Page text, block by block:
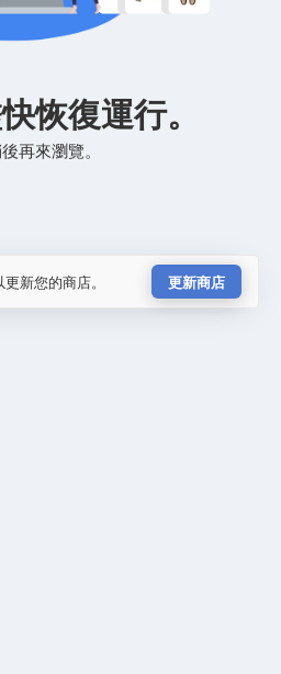
恢復運行。
再來瀏覽。
新您的商店。 更新商店